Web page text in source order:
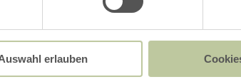
erlaubenBlümchesauhütte